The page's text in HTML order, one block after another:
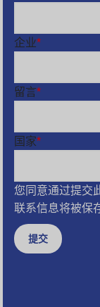
企业*
留言*
国家*
您同意通过提交
联系信息将被保
提交